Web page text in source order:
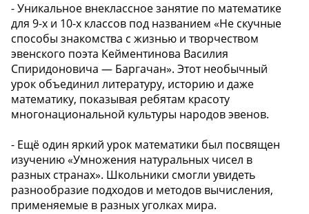
- Уникальное внеклассное занятие по математике
для 9-х и 10-х классов под названием «Не скучные
способы знакомства с жизнью и творчеством
эвенского поэта Кейментинова Василия
Спиридоновича — Баргачан». Этот необычный
урок объединил литературу, историю и даже
математику, показывая ребятам красоту
многонациональной культуры народов эвенов.
- Ещё один яркий урок математики был посвящен
изучению «Умножения натуральных чисел в
разных странах». Школьники смогли увидеть
разнообразие подходов и методов вычисления,
применяемые в разных уголках мира.